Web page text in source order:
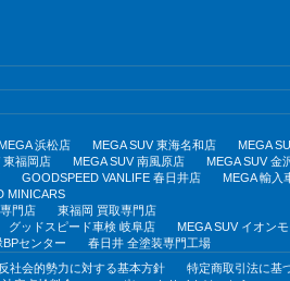
浜松店 MEGA SUV 東海名和店 MEGA
東福岡店 MEGA SUV 南風原店 MEGA SUV 金
GOODSPEED VANLIFE 春日井店 MEGA 輸入
MINICARS
門店
東福岡 買取専門店
グッドスピード車検 岐阜店
MEGA SUV イオン
BPセンター
春日井 全塗装専門工場
反社会的勢力に対する基本方針 特定商取引法に基